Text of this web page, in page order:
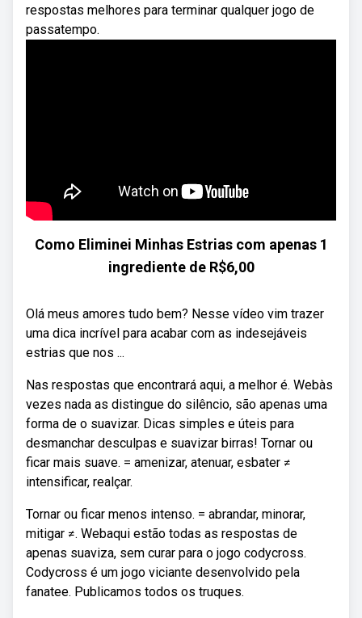
respostas melhores para terminar qualquer jogo de
passatempo.
Como Eliminei Minhas Estrias com apenas 1
ingrediente de R$6,00
Olá meus amores tudo bem? Nesse vídeo vim trazer
uma dica incrível para acabar com as indesejáveis
estrias que nos ...
Nas respostas que encontrará aqui, a melhor é. Webàs
vezes nada as distingue do silêncio, são apenas uma
forma de o suavizar. Dicas simples e úteis para
desmanchar desculpas e suavizar birras! Tornar ou
ficar mais suave. = amenizar, atenuar, esbater ≠
intensificar, realçar.
Tornar ou ficar menos intenso. = abrandar, minorar,
mitigar ≠. Webaqui estão todas as respostas de
apenas suaviza, sem curar para o jogo codycross.
Codycross é um jogo viciante desenvolvido pela
fanatee. Publicamos todos os truques.